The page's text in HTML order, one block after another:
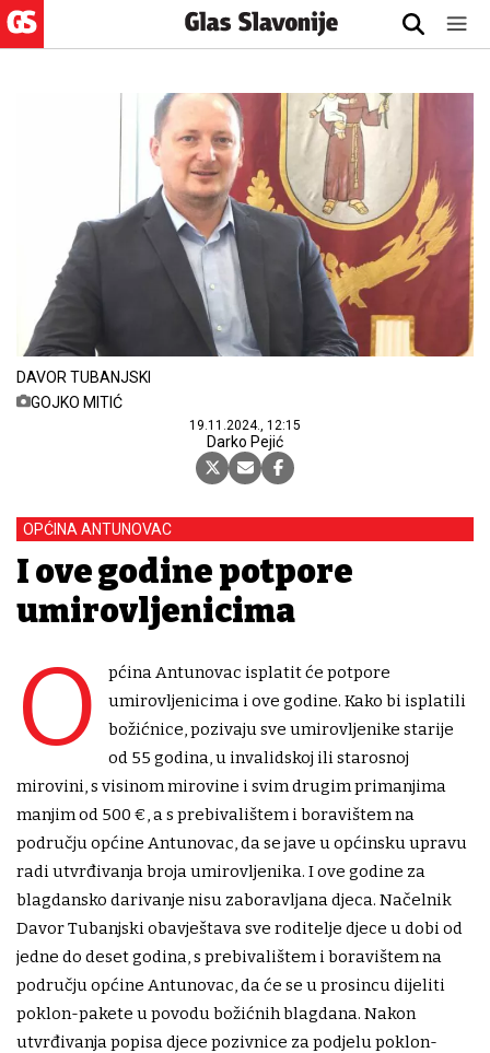
DAVOR TUBANJSKI
GOJKO MITIĆ
19.11.2024., 12:15
Darko Pejić
OPĆINA ANTUNOVAC
I ove godine potpore
umirovljenicima
O
pćina Antunovac isplatit će potpore
umirovljenicima i ove godine. Kako bi isplatili
božićnice, pozivaju sve umirovljenike starije
od 55 godina, u invalidskoj ili starosnoj
mirovini, s visinom mirovine i svim drugim primanjima
manjim od 500 €, a s prebivalištem i boravištem na
području općine Antunovac, da se jave u općinsku upravu
radi utvrđivanja broja umirovljenika. I ove godine za
blagdansko darivanje nisu zaboravljana djeca. Načelnik
Davor Tubanjski obavještava sve roditelje djece u dobi od
jedne do deset godina, s prebivalištem i boravištem na
području općine Antunovac, da će se u prosincu dijeliti
poklon-pakete u povodu božićnih blagdana. Nakon
utvrđivanja popisa djece pozivnice za podjelu poklon-